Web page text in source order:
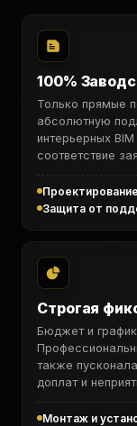
100%
Только прямые
абсолютную
интерьерных
соответствие
Защита от
Строгая
Бюджет и
также
доплат и
Монтаж и